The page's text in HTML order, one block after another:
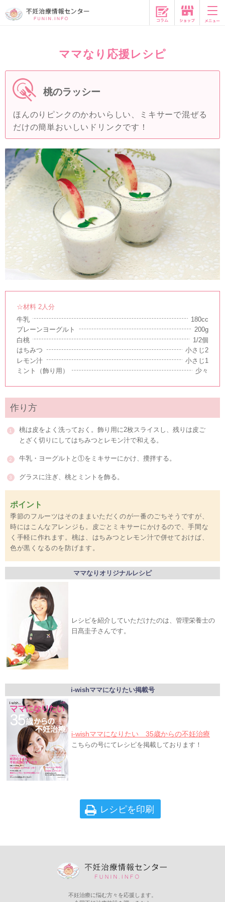
コラム
ママなり応援レシピ
桃のラッシー
ほんのりピンクのかわいらしい、ミキサーで混ぜる
だけの簡単おいしいドリンクです！
☆材料 2人分
牛乳
180cc
プレーンヨーグルト
200g
白桃
1/2個
はちみつ
小さじ2
レモン汁
小さじ1
ミント（飾り用）
少々
作り方
桃は皮をよく洗っておく。飾り用に2枚スライスし、残りは皮ご
とざく切りにしてはちみつとレモン汁で和える。
牛乳・ヨーグルトと①をミキサーにかけ、攪拌する。
グラスに注ぎ、桃とミントを飾る。
ポイント
季節のフルーツはそのままいただくのが一番のごちそうですが、
時にはこんなアレンジも。皮ごとミキサーにかけるので、手間な
く手軽に作れます。桃は、はちみつとレモン汁で併せておけば、
色が黒くなるのを防げます。
ママなりオリジナルレシピ
レシピを紹介していただけたのは、管理栄養士の
日髙圭子さんです。
i-wishママになりたい掲載号
i-wishママになりたい 35歳からの不妊治療
こちらの号にてレシピを掲載しております！
レシピを印刷
不妊治療に悩む方々を応援します。